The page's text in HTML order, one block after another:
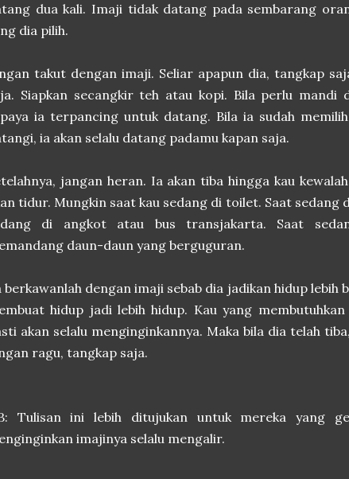
dua kali. Imaji tidak datang pada sembarang
dia pilih.
takut dengan imaji. Seliar apapun dia, tangkap
Siapkan secangkir teh atau kopi. Bila perlu mandi
ia terpancing untuk datang. Bila ia sudah
ia akan selalu datang padamu kapan saja.
jangan heran. Ia akan tiba hingga kau
tidur. Mungkin saat kau sedang di toilet. Saat sedang
di angkot atau bus transjakarta. Saat
daun-daun yang berguguran.
berkawanlah dengan imaji sebab dia jadikan hidup lebih
hidup jadi lebih hidup. Kau yang
akan selalu menginginkannya. Maka bila dia telah
ragu, tangkap saja.
Tulisan ini lebih ditujukan untuk mereka yang
imajinya selalu mengalir.